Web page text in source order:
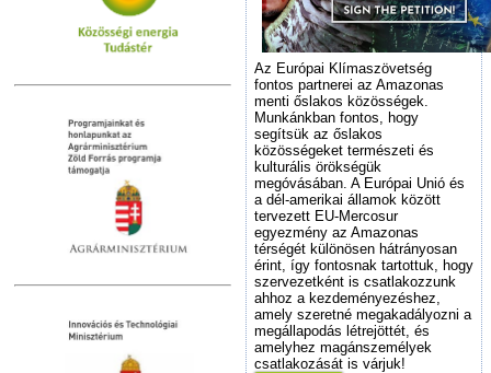
Az Európai Klímaszövetség
fontos partnerei az Amazonas
menti őslakos közösségek.
Munkánkban fontos, hogy
segítsük az őslakos
közösségeket természeti és
kulturális örökségük
megóvásában. A Európai Unió és
a dél-amerikai államok között
tervezett EU-Mercosur
egyezmény az Amazonas
térségét különösen hátrányosan
érint, így fontosnak tartottuk, hogy
szervezetként is csatlakozzunk
ahhoz a kezdeményezéshez,
amely szeretné megakadályozni a
megállapodás létrejöttét, és
amelyhez magánszemélyek
csatlakozását is várjuk!